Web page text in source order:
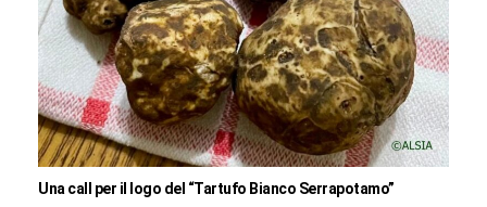
Una call per il logo del “Tartufo Bianco Serrapotamo”